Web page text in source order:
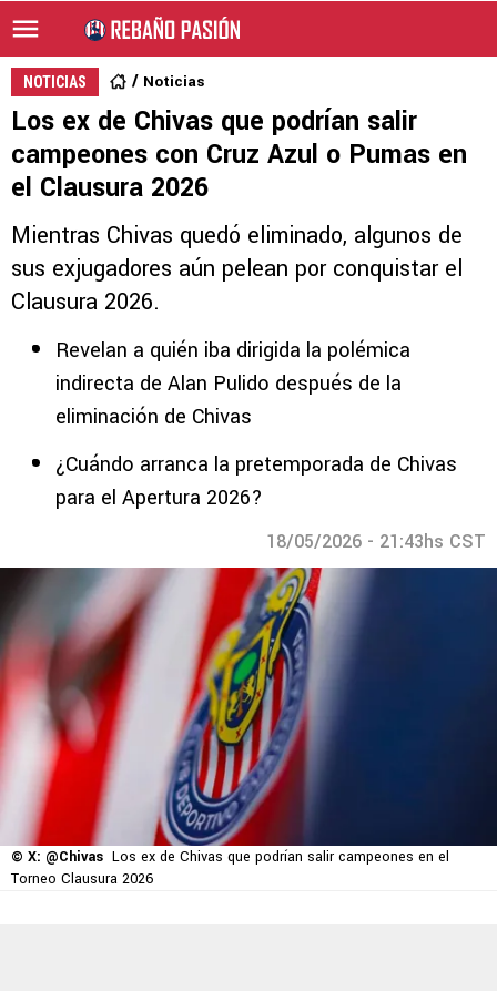
NOTICIAS Noticias
Los ex de Chivas que podrían salir
campeones con Cruz Azul o Pumas en
el Clausura 2026
Mientras Chivas quedó eliminado, algunos de
sus exjugadores aún pelean por conquistar el
Clausura 2026.
Revelan a quién iba dirigida la polémica
indirecta de Alan Pulido después de la
eliminación de Chivas
¿Cuándo arranca la pretemporada de Chivas
para el Apertura 2026?
18/05/2026 - 21:43hs CST
© X: @Chivas Los ex de Chivas que podrían salir campeones en el
Torneo Clausura 2026